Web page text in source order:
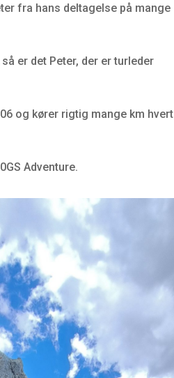
fra hans deltagelse på mange
er det Peter, der er turleder
og kører rigtig mange km hvert
Adventure.